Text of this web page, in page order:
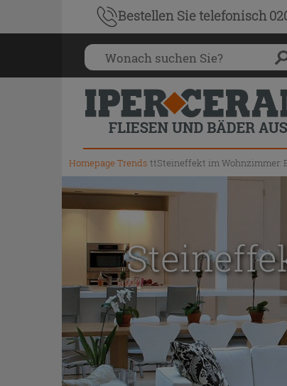
Bestellen Sietelefonisch
HomepageTrends ttSteineffekt im Wohnzimmer: